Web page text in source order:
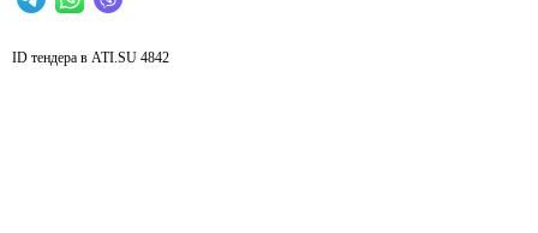
ID тендера в ATI.SU 4842